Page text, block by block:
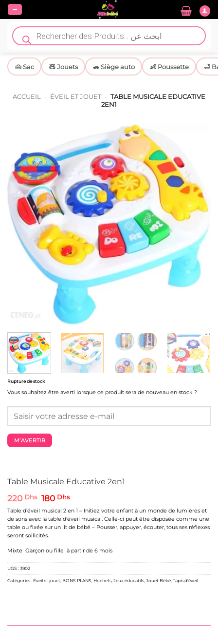
Passer
contenu
Recherche
de
produits
👜 Sac 🧸 Jouets 🚗 Siège auto 👶 Poussette 🛁
ACCUEIL - ÉVEIL ET JOUET - TABLE MUSICALE EDUCATIVE
2EN1
Table Musicale Educative 2en1
220Dhs Le
initial
était :
220 Dhs.
180 DhsLe
actuel
est :
180 Dhs.
Table d’éveil musical 2 en 1 – Initiez votre enfant à un monde de lumières et
de sons avec la table d’éveil musical. Celle-ci peut être disposée comme une
table ou fixée sur un lit de bébé – Pousser, appuyer, écouter, tous ses réflexes
seront sollicités.
Mixte Garçon ou fille à partir de 6 mois
Rupture de stock
Vous souhaitez être averti lorsque ce produit sera de nouveau en stock ?
M’AVERTIR
UGS :3902
Catégories : Éveil et jouet BONS PLANS Hochets Jeux éducatifs Jouet Bébé Tapis d'éveil